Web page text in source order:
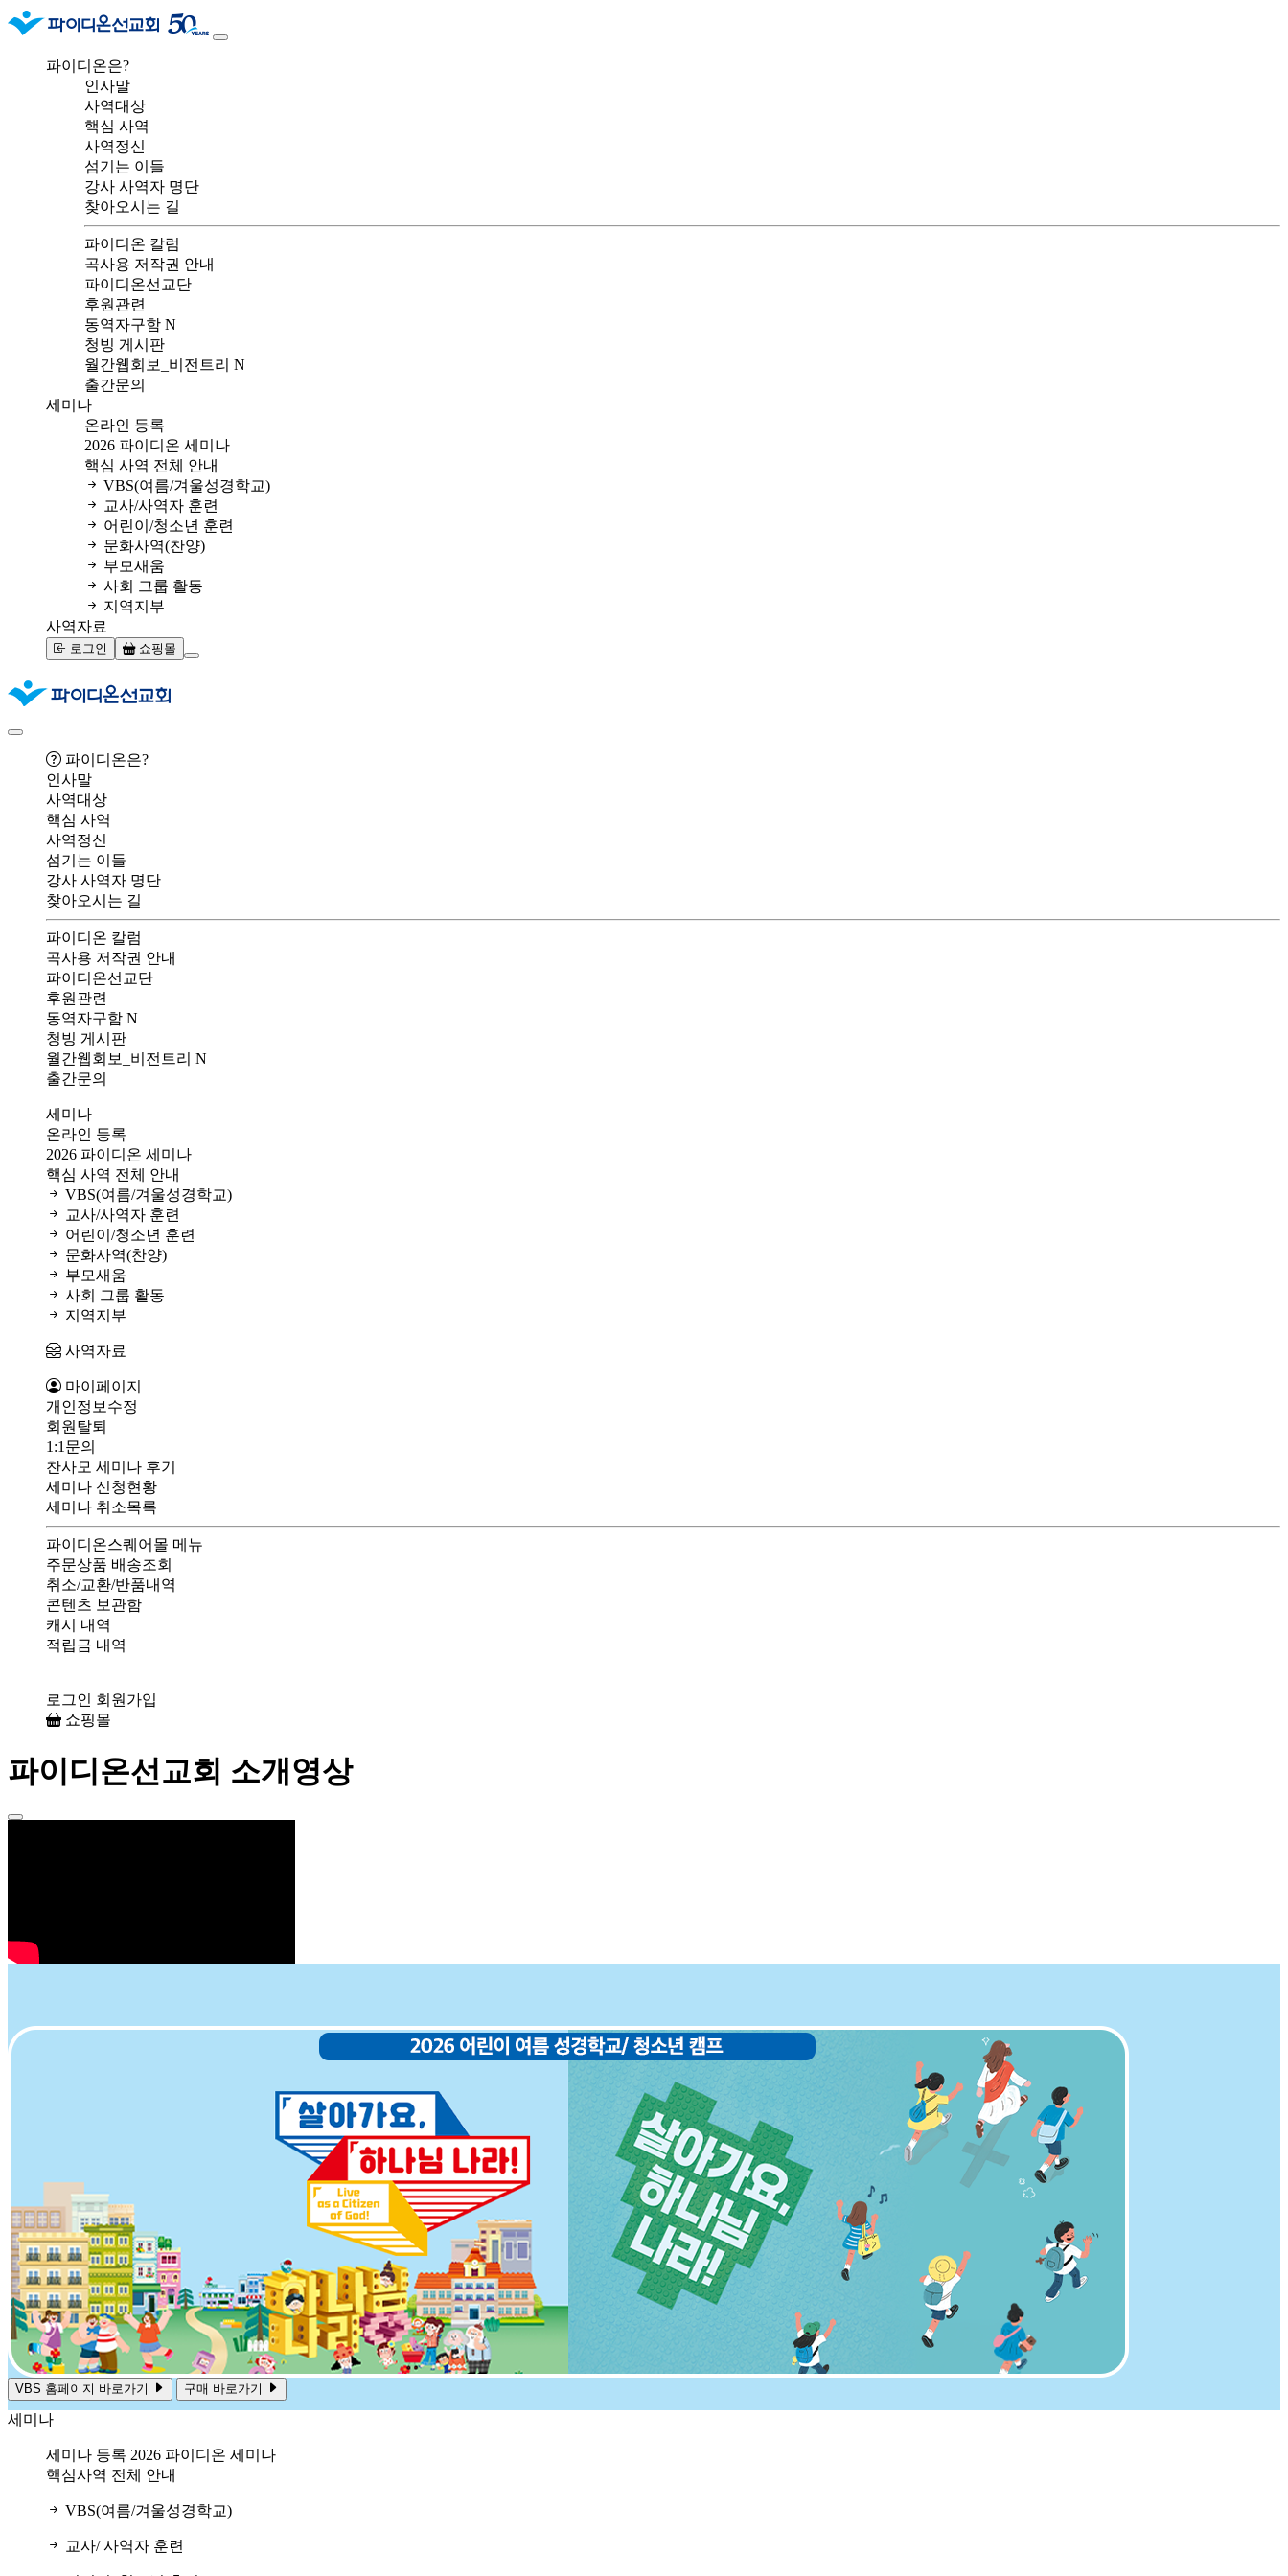
파이디온은?
인사말
사역대상
핵심 사역
사역정신
섬기는 이들
강사 사역자 명단
찾아오시는 길
파이디온 칼럼
곡사용 저작권 안내
파이디온선교단
후원관련
동역자구함 N
청빙 게시판
월간웹회보_비전트리 N
출간문의
세미나
온라인 등록
2026 파이디온 세미나
핵심 사역 전체 안내
VBS(여름/겨울성경학교)
교사/사역자 훈련
어린이/청소년 훈련
문화사역(찬양)
부모새움
사회 그룹 활동
지역지부
사역자료
로그인 쇼핑몰
파이디온은?
인사말
사역대상
핵심 사역
사역정신
섬기는 이들
강사 사역자 명단
찾아오시는 길
파이디온 칼럼
곡사용 저작권 안내
파이디온선교단
후원관련
동역자구함 N
청빙 게시판
월간웹회보_비전트리 N
출간문의
세미나
온라인 등록
2026 파이디온 세미나
핵심 사역 전체 안내
VBS(여름/겨울성경학교)
교사/사역자 훈련
어린이/청소년 훈련
문화사역(찬양)
부모새움
사회 그룹 활동
지역지부
사역자료
마이페이지
개인정보수정
회원탈퇴
1:1문의
찬사모 세미나 후기
세미나 신청현황
세미나 취소목록
파이디온스퀘어몰 메뉴
주문상품 배송조회
취소/교환/반품내역
콘텐츠 보관함
캐시 내역
적립금 내역
로그인 회원가입
쇼핑몰
파이디온선교회 소개영상
VBS 홈페이지 바로가기 구매 바로가기
세미나
세미나 등록 2026 파이디온 세미나
핵심사역 전체 안내
VBS(여름/겨울성경학교)
교사/ 사역자 훈련